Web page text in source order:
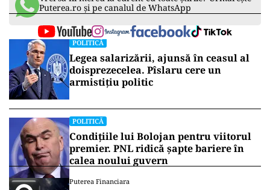
Puterea.ro și pe canalul de WhatsApp
POLITICĂ
Legea salarizării, ajunsă în ceasul al
doisprezecelea. Pîslaru cere un
armistițiu politic
POLITICĂ
Condițiile lui Bolojan pentru viitorul
premier. PNL ridică șapte bariere în
calea noului guvern
Puterea Financiara